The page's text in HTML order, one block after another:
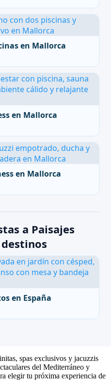
en Mallorca
en Mallorca
en Mallorca
a Paisajes
en España
spas exclusivos y jacuzzis
del Mediterráneo y
elegir tu próxima experiencia de